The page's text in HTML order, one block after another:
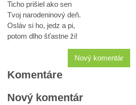
Ticho prišiel ako sen
Tvoj narodeninový deň.
Osláv si ho, jedz a pi,
potom dlho šťastne ži!
Nový komentár
Komentáre
Nový komentár